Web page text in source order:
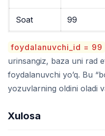
Soat 99
foydalanuvchi_id = 99
urinsangiz, baza uni rad
foydalanuvchi yo’q. Bu
yozuvlarning oldini oladi
Xulosa